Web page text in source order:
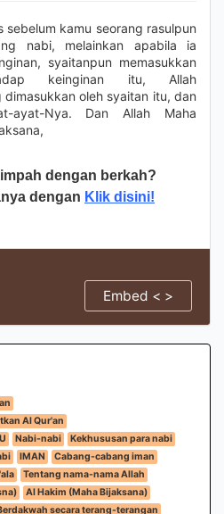
sebelum kamu seorang rasulpun
nabi, melainkan apabila ia
syaitanpun memasukkan
keinginan itu, Allah
oleh syaitan itu, dan
ayat-Nya. Dan Allah Maha
dengan berkah?
dengan Klik disini!
Embed < >
Al Qur'an
Nabi-nabi
Kekhususan para nabi
IMAN
Cabang-cabang iman
Tentang nama-nama Allah
Al Hakim (Maha Bijaksana)
secara terang-terangan